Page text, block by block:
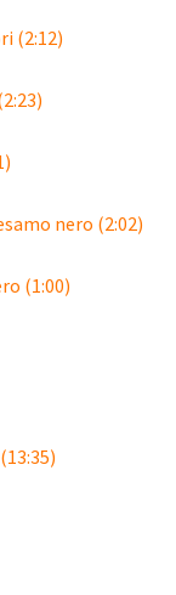
(2:12)
nero (2:02)
(1:00)